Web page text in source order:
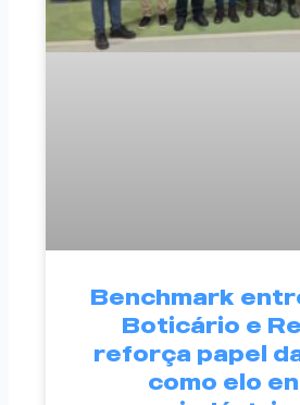
Benchmark
Boticário e
reforça papel
como elo